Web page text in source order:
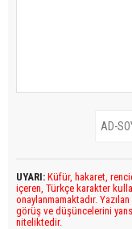
UYARI: Küfür, hakaret,
içeren, Türkçe karakter
onaylanmamaktadır.
görüş ve düşüncelerini
niteliktedir.